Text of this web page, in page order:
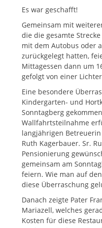
Es war geschafft!
Gemeinsam mit
die die gesamte
mit dem Autobus oder
zurückgelegt hatten,
Mittagessen dann um
gefolgt von einer
Eine besondere
Kindergarten- und
Sonntagberg
Wallfahrtsteilnahme
langjährigen
Ruth Kagerbauer. Sr.
Pensionierung
gemeinsam am
feiern. Wie man auf
diese Überraschung
Danach zeigte Pater
Mariazell, welches
Kosten für diese